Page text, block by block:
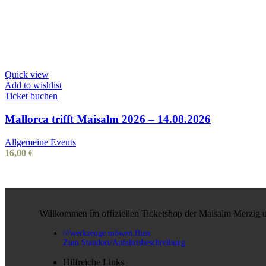
Quick view
Add to wishlist
Ticket buchen
Mallorca trifft Maisalm 2026 – 14.08.2026
Allgemeine Events
16,00 €
Willkommen im offiziellen Ticketshop der Maisalm Merzig
///werkzeuge.möwen.fluss
Zum Standort/Anfahrtsbeschreibung
Hilfreiche Links